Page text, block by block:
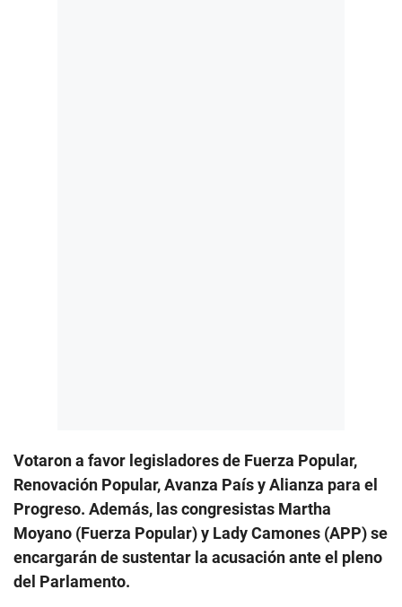
Votaron a favor legisladores de Fuerza Popular,
Renovación Popular, Avanza País y Alianza para el
Progreso. Además, las congresistas Martha
Moyano (Fuerza Popular) y Lady Camones (APP) se
encargarán de sustentar la acusación ante el pleno
del Parlamento.